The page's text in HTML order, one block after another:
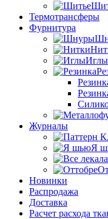
Термотрансферы
Фурнитура
Иглы
Журналы
Я
Новинки
Распродажа
Доставка
Расчет расхода